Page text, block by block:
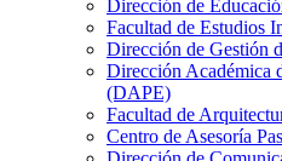
Dirección de
Facultad de Estudios
Dirección de Gestión
Dirección Académica
(DAPE)
Facultad de
Centro de Asesoría